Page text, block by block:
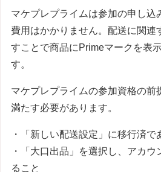
マケプレプライムは参加の申し込
費用はかかりません。配送に関連
すことで商品にPrimeマークを表
す。
マケプレプライムの参加資格の前
満たす必要があります。
・「新しい配送設定」に移行済で
・「大口出品」を選択し、アカ
ること